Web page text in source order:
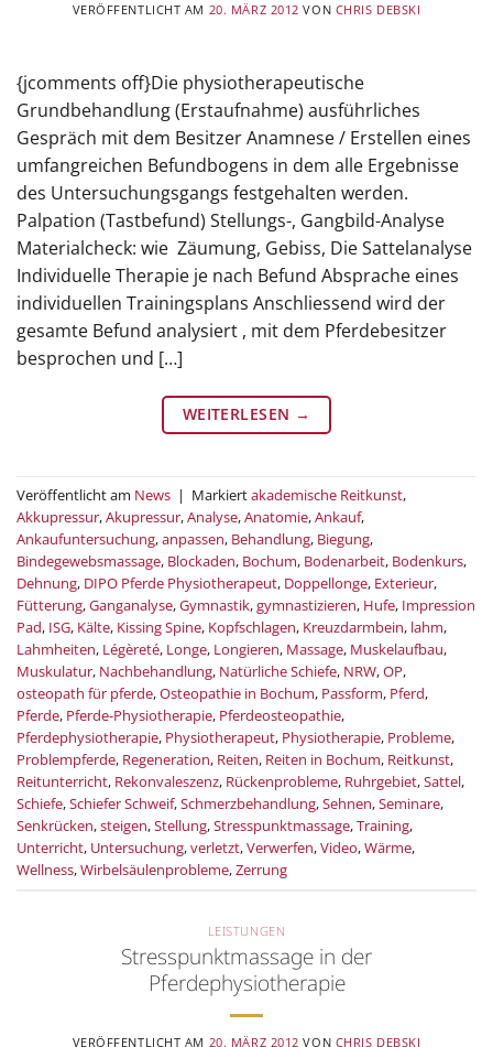
VERÖFFENTLICHT AM 20. MÄRZ 2012 VON CHRIS DEBSKI
{jcomments off}Die physiotherapeutische
Grundbehandlung (Erstaufnahme) ausführliches
Gespräch mit dem Besitzer Anamnese / Erstellen eines
umfangreichen Befundbogens in dem alle Ergebnisse
des Untersuchungsgangs festgehalten werden.
Palpation (Tastbefund) Stellungs-, Gangbild-Analyse
Materialcheck: wie Zäumung, Gebiss, Die Sattelanalyse
Individuelle Therapie je nach Befund Absprache eines
individuellen Trainingsplans Anschliessend wird der
gesamte Befund analysiert , mit dem Pferdebesitzer
besprochen und […]
WEITERLESEN →
Veröffentlicht am News | Markiertakademische Reitkunst,
Akkupressur,Akupressur,Analyse,Anatomie,Ankauf,
Ankaufuntersuchung,anpassen, Behandlung, Biegung,
Bindegewebsmassage, Blockaden, Bochum, Bodenarbeit, Bodenkurs,
Dehnung, DIPO Pferde Physiotherapeut, Doppellonge, Exterieur,
Fütterung,Ganganalyse,Gymnastik,gymnastizieren, Hufe, Impression
Pad, ISG, Kälte, Kissing Spine, Kopfschlagen, Kreuzdarmbein, lahm,
Lahmheiten, Légèreté, Longe, Longieren, Massage, Muskelaufbau,
Muskulatur, Nachbehandlung, Natürliche Schiefe, NRW,OP,
osteopath für pferde,Osteopathie in Bochum, Passform, Pferd,
Pferde, Pferde-Physiotherapie, Pferdeosteopathie,
Pferdephysiotherapie, Physiotherapeut, Physiotherapie, Probleme,
Problempferde, Regeneration, Reiten, Reiten in Bochum, Reitkunst,
Reitunterricht, Rekonvaleszenz, Rückenprobleme, Ruhrgebiet,Sattel,
Schiefe,Schiefer Schweif,Schmerzbehandlung,Sehnen,Seminare,
Senkrücken,steigen,Stellung,Stresspunktmassage,Training,
Unterricht, Untersuchung,verletzt,Verwerfen,Video,Wärme,
Wellness,Wirbelsäulenprobleme,Zerrung
LEISTUNGEN
Stresspunktmassage in der
Pferdephysiotherapie
VERÖFFENTLICHT AM 20. MÄRZ 2012 VON CHRIS DEBSKI